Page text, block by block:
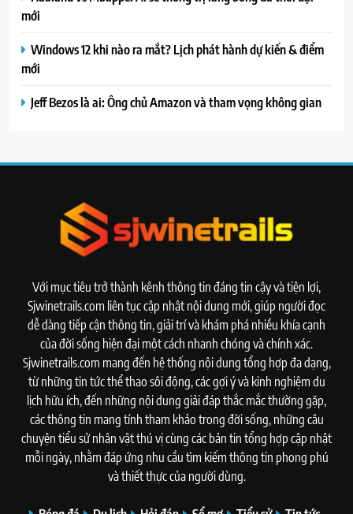
mới
Windows 12 khi nào ra mắt? Lịch phát hành dự kiến & điểm
mới
Jeff Bezos là ai: Ông chủ Amazon và tham vọng không gian
Với mục tiêu trở thành kênh thông tin đáng tin cậy và tiện lợi,
Sjwinetrails.com liên tục cập nhật nội dung mới, giúp người đọc
dễ dàng tiếp cận thông tin, giải trí và khám phá nhiều khía cạnh
của đời sống hiện đại một cách nhanh chóng và chính xác.
Sjwinetrails.com mang đến hệ thống nội dung tổng hợp đa dạng,
từ những tin tức thể thao sôi động, các gợi ý và kinh nghiệm du
lịch hữu ích, đến những nội dung giải đáp thắc mắc thường gặp,
các thông tin mang tính tham khảo trong đời sống, những câu
chuyện tiểu sử nhân vật thú vị cùng các bản tin tổng hợp cập nhật
mỗi ngày, nhằm đáp ứng nhu cầu tìm kiếm thông tin phong phú
và thiết thực của người dùng.